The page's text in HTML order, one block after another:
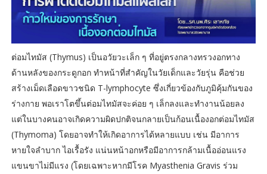
ต่อมไทมัส (Thymus) เป็นอวัยวะเล็ก ๆ ที่อยู่ตรงกลางทรวงอกทาง
ด้านหลังของกระดูกอก ทำหน้าที่สำคัญในวัยเด็กและวัยรุ่น คือช่วย
สร้างเม็ดเลือดขาวชนิด T-lymphocyte ซึ่งเกี่ยวข้องกับภูมิคุ้มกันของ
ร่างกาย พอเราโตขึ้นต่อมไทมัสจะค่อย ๆ เล็กลงและทำงานน้อยลง
แต่ในบางคนอาจเกิดความผิดปกติจนกลายเป็นก้อนเนื้องอกต่อมไทมัส
(Thymoma) โดยอาจทำให้เกิดอาการได้หลายแบบ เช่น มีอาการ
หายใจลำบาก ไอเรื้อรัง แน่นหน้าอกหรือมีอาการกล้ามเนื้ออ่อนแรง
แขนขาไม่มีแรง (โดยเฉพาะหากมีโรค Myasthenia Gravis ร่วม